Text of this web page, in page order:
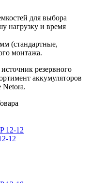
для выбора
нагрузку и время
(стандартные,
монтажа.
резервного
аккумуляторов
Netora.
12